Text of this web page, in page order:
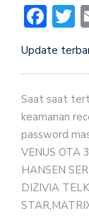
Update
Saat saat
keamanan
password
VENUS OTA
HANSEN
DIZIVIA